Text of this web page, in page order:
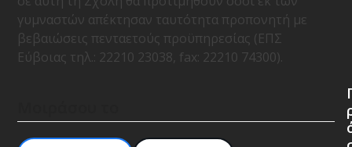
γυμναστών απέκτησαν ταυτότητα προπονητή με
βεβαιώσεις πενταετούς προϋπηρεσίας (ΕΠΣ
Εύβοιας τηλ.: 22210 23038, fax: 22210 74300).